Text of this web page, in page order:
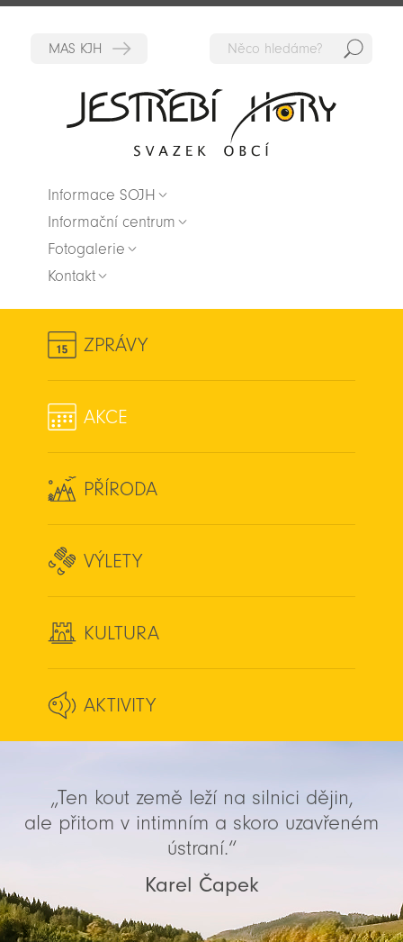
Informace SOJH
Informační centrum
Fotogalerie
Kontakt
ZPRÁVY
AKCE
PŘÍRODA
VÝLETY
KULTURA
AKTIVITY
„Ten kout země leží na silnici dějin,
ale přitom v intimním a skoro uzavřeném
ústraní.“
Karel Čapek